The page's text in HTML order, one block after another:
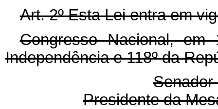
Art. 2º Esta Lei entra em
Congresso Nacional,
Independência e 118º da
Senador
Presidente da